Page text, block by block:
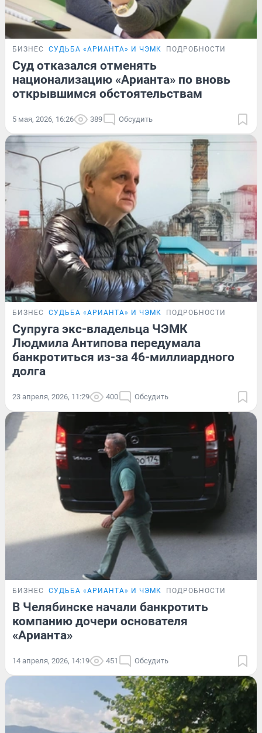
БИЗНЕС СУДЬБА «АРИАНТА» И ЧЭМК ПОДРОБНОСТИ
Суд отказался отменять
национализацию «Арианта» по вновь
открывшимся обстоятельствам
5 мая, 2026, 16:26 389 Обсудить
БИЗНЕС СУДЬБА «АРИАНТА» И ЧЭМК ПОДРОБНОСТИ
Супруга экс-владельца ЧЭМК
Людмила Антипова передумала
банкротиться из-за 46-миллиардного
долга
23 апреля, 2026, 11:29 400 Обсудить
БИЗНЕС СУДЬБА «АРИАНТА» И ЧЭМК ПОДРОБНОСТИ
В Челябинске начали банкротить
компанию дочери основателя
«Арианта»
14 апреля, 2026, 14:19 451 Обсудить